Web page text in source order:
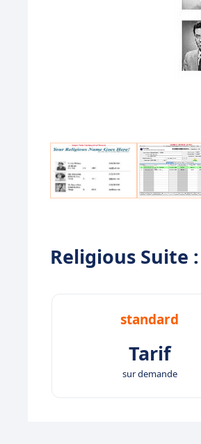
Religious Suite
standard
Tarif
sur demande